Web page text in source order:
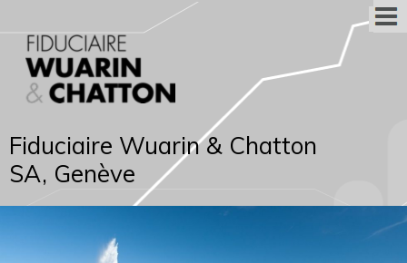
Fiduciaire Wuarin & Chatton
SA, Genève